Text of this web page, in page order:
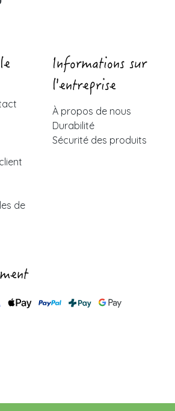
de
Informations sur
l'entreprise
À propos de nous
Durabilité
Sécurité des produits